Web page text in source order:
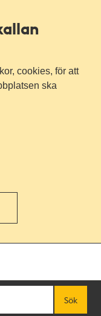
cookies, för att
ska
Sök